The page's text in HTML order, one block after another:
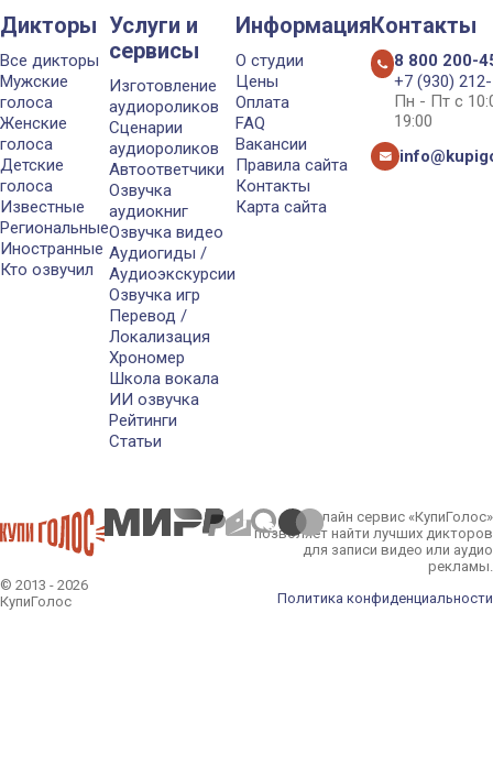
Дикторы
Все дикторы
Мужские
голоса
Женские
голоса
Детские
голоса
Известные
Региональные
Иностранные
Кто озвучил
Услуги и
сервисы
Изготовление
аудиороликов
Сценарии
аудиороликов
Автоответчики
Озвучка
аудиокниг
Озвучка видео
Аудиогиды /
Аудиоэкскурсии
Озвучка игр
Перевод /
Локализация
Хрономер
Школа вокала
ИИ озвучка
Рейтинги
Статьи
Информация
О студии
Цены
Оплата
FAQ
Вакансии
Правила сайта
Контакты
Карта сайта
Контакты
8 800 200-
+7 (930)
Пн - Пт с
19:00
© 2013 - 2026
КупиГолос
Онлайн сервис «КупиГолос»
позволяет найти лучших дикторов
для записи видео или аудио
рекламы.
Политика конфиденциальности